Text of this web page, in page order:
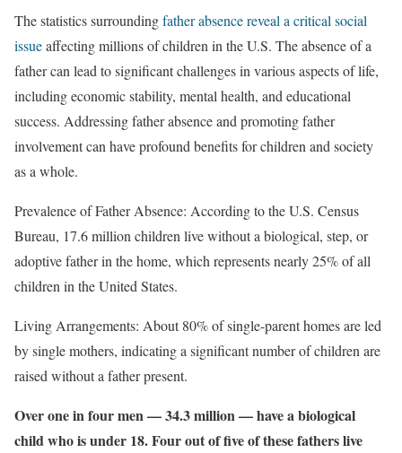
The statistics surroundingfather absence reveal a critical social
issueaffecting millions of children in the U.S. The absence of a
father can lead to significant challenges in various aspects of life,
including economic stability, mental health, and educational
success. Addressing father absence and promoting father
involvement can have profound benefits for children and society
as a whole.
Prevalence of Father Absence: According to the U.S. Census
Bureau, 17.6 million children live without a biological, step, or
adoptive father in the home, which represents nearly 25% of all
children in the United States.
Living Arrangements: About 80% of single-parent homes are led
by single mothers, indicating a significant number of children are
raised without a father present.
Over one in four men — 34.3 million — have a biological
child who is under 18. Four out of five of these fathers live